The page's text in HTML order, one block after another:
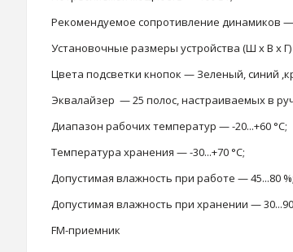
Рекомендуемое сопротивление динамиков
Установочные размеры устройства (Ш x В x
Цвета подсветки кнопок — Зеленый, синий
Эквалайзер — 25 полос, настраиваемых в
Диапазон рабочих температур — -20...+60 °С;
Температура хранения — -30...+70 °С;
Допустимая влажность при работе — 45...80 %;
Допустимая влажность при хранении —
FM-приемник